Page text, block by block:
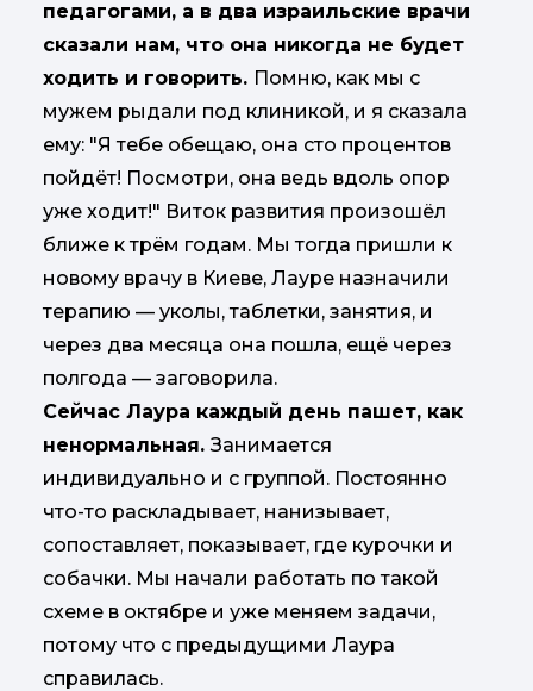
педагогами, а в два израильские врачи
сказали нам, что она никогда не будет
ходить и говорить. Помню, как мы с
мужем рыдали под клиникой, и я сказала
ему: "Я тебе обещаю, она сто процентов
пойдёт! Посмотри, она ведь вдоль опор
уже ходит!" Виток развития произошёл
ближе к трём годам. Мы тогда пришли к
новому врачу в Киеве, Лауре назначили
терапию — уколы, таблетки, занятия, и
через два месяца она пошла, ещё через
полгода — заговорила.
Сейчас Лаура каждый день пашет, как
ненормальная.Занимается
индивидуально и с группой. Постоянно
что-то раскладывает, нанизывает,
сопоставляет, показывает, где курочки и
собачки. Мы начали работать по такой
схеме в октябре и уже меняем задачи,
потому что с предыдущими Лаура
справилась.